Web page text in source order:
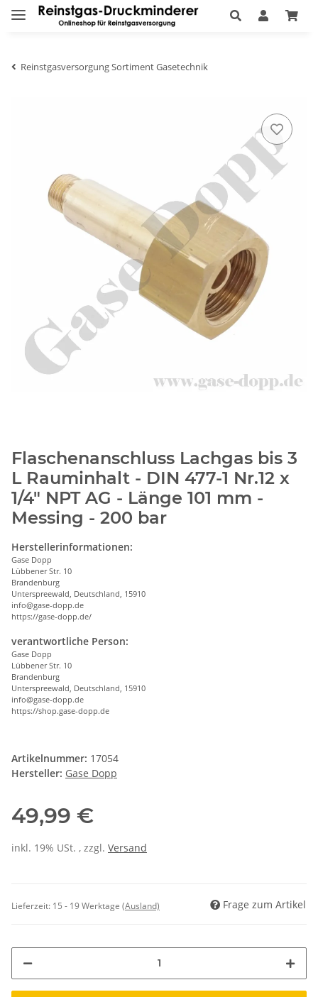
Reinstgasversorgung Sortiment Gasetechnik
Flaschenanschluss Lachgas bis 3
L Rauminhalt - DIN 477-1 Nr.12 x
1/4" NPT AG - Länge 101 mm -
Messing - 200 bar
Herstellerinformationen:
Gase Dopp
Lübbener Str. 10
Brandenburg
Unterspreewald, Deutschland, 15910
info@gase-dopp.de
https://gase-dopp.de/
verantwortliche Person:
Gase Dopp
Lübbener Str. 10
Brandenburg
Unterspreewald, Deutschland, 15910
info@gase-dopp.de
https://shop.gase-dopp.de
Artikelnummer: 17054
Hersteller: Gase Dopp
49,99 €
inkl. 19% USt. , zzgl. Versand
Lieferzeit: 15 - 19 Werktage (Ausland) Frage zum Artikel